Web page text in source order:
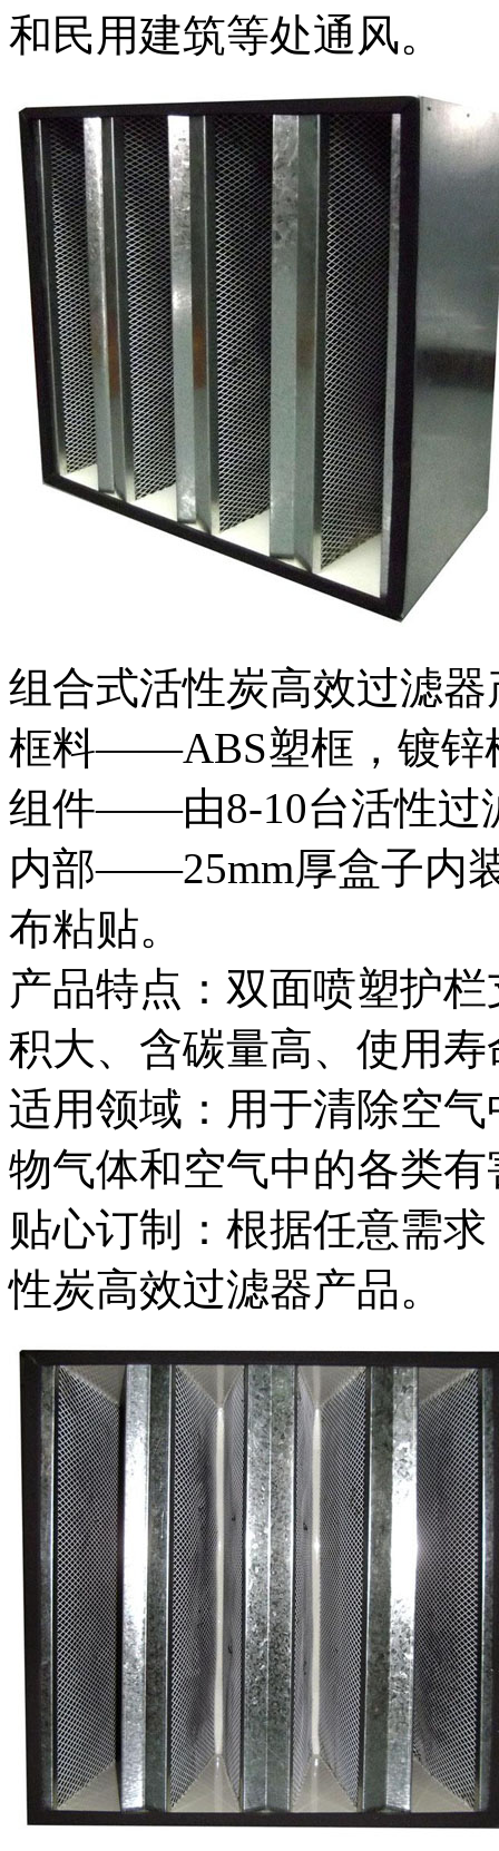
和民用建筑等处通风。
组合式活性炭高效过滤
框料——ABS塑框，镀锌
组件——由8-10台活性过
内部——25mm厚盒子内
布粘贴。
产品特点：双面喷塑护
积大、含碳量高、使用寿
适用领域：用于清除空
物气体和空气中的各类
贴心订制：根据任意需
性炭高效过滤器产品。